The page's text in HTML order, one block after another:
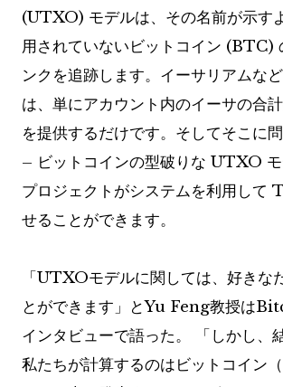
(UTXO) モデルは、その名前が示す
用されていないビットコイン (BTC)
ンクを追跡します。イーサリアムな
は、単にアカウント内のイーサの合
を提供するだけです。そしてそこに
– ビットコインの型破りな UTXO モ
プロジェクトがシステムを利用して
せることができます。
「UTXOモデルに関しては、好きな
とができます」とYu Feng教授は
インタビューで語った。 「しかし、
私たちが計算するのはビットコイン